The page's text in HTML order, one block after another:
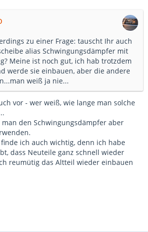
zu einer Frage: tauscht Ihr auch
alias Schwingungsdämpfer mit
Meine ist noch gut, ich hab trotzdem
werde sie einbauen, aber die andere
weiß ja nie...
vor - wer weiß, wie lange man solche
den Schwingungsdämpfer aber
ich auch wichtig, denn ich habe
dass Neuteile ganz schnell wieder
reumütig das Altteil wieder einbauen